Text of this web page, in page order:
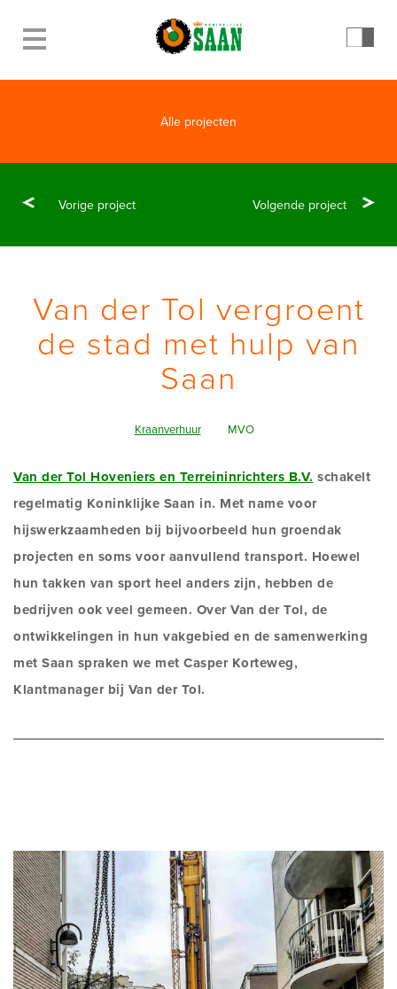
Alle projecten
Vorige project Volgende project
Van der Tol vergroent
de stad met hulp van
Saan
Kraanverhuur MVO
Van der Tol Hoveniers en Terreininrichters B.V. schakelt
regelmatig Koninklijke Saan in. Met name voor
hijswerkzaamheden bij bijvoorbeeld hun groendak
projecten en soms voor aanvullend transport. Hoewel
hun takken van sport heel anders zijn, hebben de
bedrijven ook veel gemeen. Over Van der Tol, de
ontwikkelingen in hun vakgebied en de samenwerking
met Saan spraken we met Casper Korteweg,
Klantmanager bij Van der Tol.